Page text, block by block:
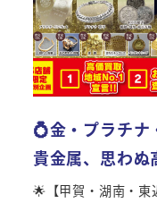
💍金・プラチ
貴金属、思わ
🌟【甲賀・湖南・東